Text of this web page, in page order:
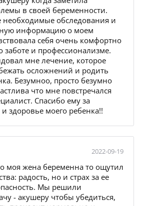
в своей беременности.
необходимые обследования и
информацию о моем
себя очень комфортно
заботе и профессионализме.
мне лечение, которое
осложнений и родить
Безумноо, просто безумно
что мне повстречался
Спасибо ему за
здоровье моего ребенка!!
2022-09-19
моя жена беременна то ощутил
радость, но и страх за ее
Мы решили
- акушеру чтобы убедиться,